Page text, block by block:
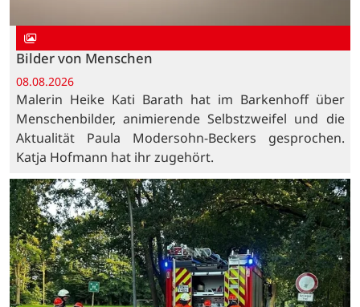
Bilder von Menschen
08.08.2026
Malerin Heike Kati Barath hat im Barkenhoff über
Menschenbilder, animierende Selbstzweifel und die
Aktualität Paula Modersohn-Beckers gesprochen.
Katja Hofmann hat ihr zugehört.